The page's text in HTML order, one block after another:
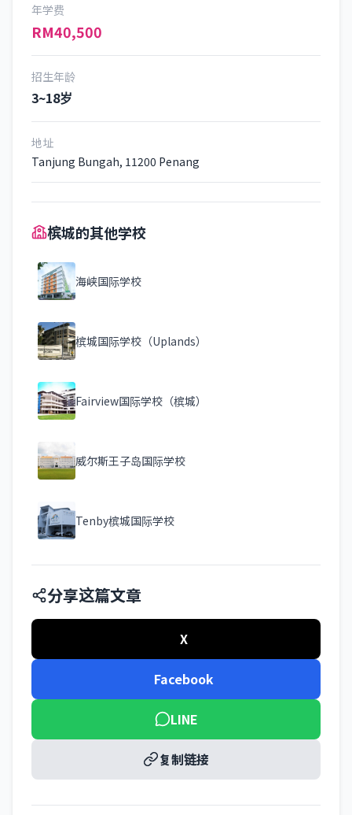
年学费
RM40,500
招生年龄
3~18岁
地址
Tanjung Bungah, 11200 Penang
槟城的其他学校
海峡国际学校
槟城国际学校（Uplands）
Fairview国际学校（槟城）
威尔斯王子岛国际学校
Tenby槟城国际学校
分享这篇文章
X
Facebook
LINE
复制链接